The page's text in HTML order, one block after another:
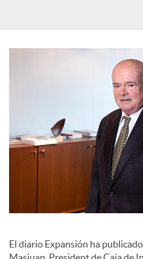
e
o
El diario Expansión ha